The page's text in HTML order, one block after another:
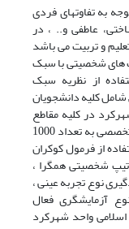
به تفاوتهای فردی
عاطفی و.. ، در
و تربیت می باشد
های شخصیتی با سبک
از نظریه سبک
کلیه دانشجویان
در کلیه مقاطع
تحصیلی کارشناسی،کارشناسی ارشد و دکتری تخصصی به تعداد 1000
با استفاده از فرمول کوکران
،165 نفر است.نتایج پژوهش نشان داد بین 4 تیپ شخصیتی همگرا ،
دهنده با 4 سبک یادگیری نوع تجربه عینی ،
آزمایشگری فعال
واحد شهرکرد